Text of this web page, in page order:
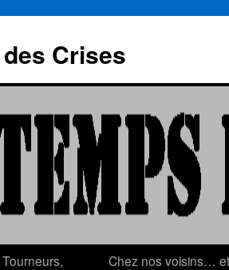
Crises
Chez nos voisins… et